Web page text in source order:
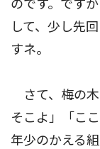
のです。です
して、少し先
すネ。
さて、梅の木
そこよ」「こ
年少のかえる